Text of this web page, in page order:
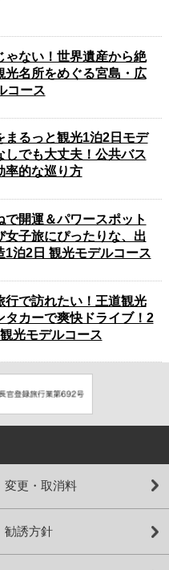
ゃない！世界遺産から絶
光名所をめぐる宮島・広
コース
まるっと観光1泊2日モデ
しでも大丈夫！公共バス
率的な巡り方
で開運＆パワースポット
女子旅にぴったりな、出
1泊2日 観光モデルコース
行で訪れたい！王道観光
タカーで爽快ドライブ！2
光モデルコース
変更・取消料
勧誘方針